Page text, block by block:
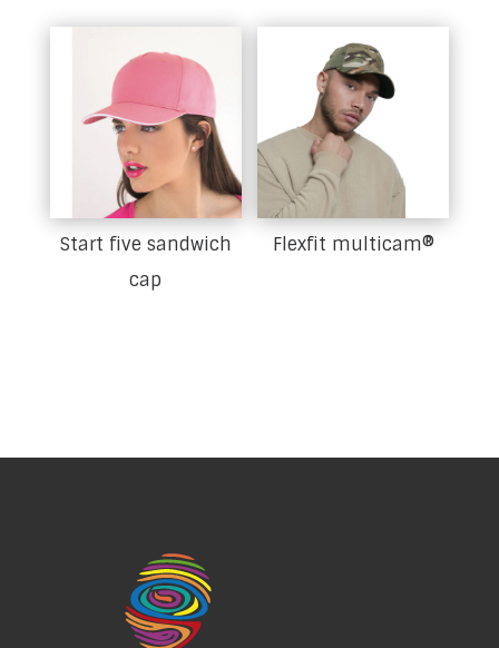
Start five sandwich
cap
Flexfit multicam®